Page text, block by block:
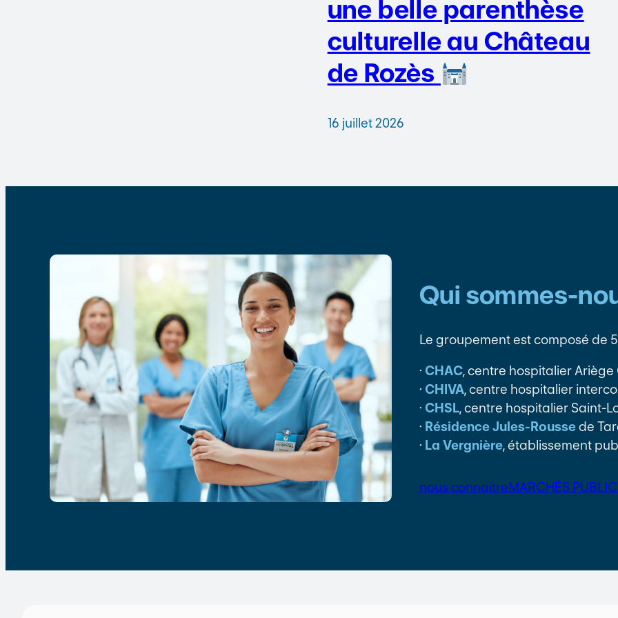
une belle parenthèse
culturelle au Château
de Rozès
16 juillet 2026
Qui sommes-
Le groupement est composé de
· CHAC, centre hospitalier Ariège
· CHIVA, centre hospitalier
· CHSL, centre hospitalier Saint-
· Résidence Jules-Roussede
· La Vergnière, établissement
nous connaitreMARCHÉS